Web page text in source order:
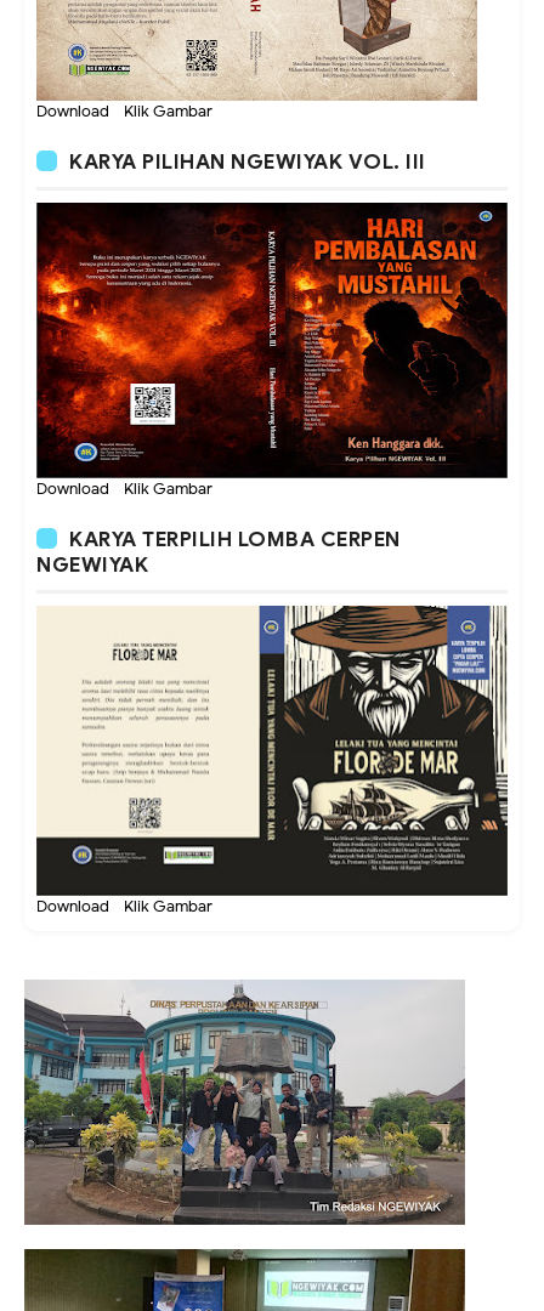
Download - Klik Gambar
KARYA PILIHAN NGEWIYAK VOL. III
Download - Klik Gambar
KARYA TERPILIH LOMBA CERPEN
NGEWIYAK
Download - Klik Gambar